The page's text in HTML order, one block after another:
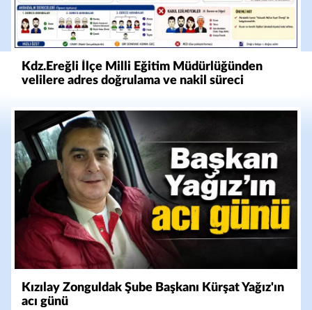
Kdz.Ereğli İlçe Milli Eğitim Müdürlüğünden
velilere adres doğrulama ve nakil süreci
Kızılay Zonguldak Şube Başkanı Kürşat Yağız'ın
acı günü